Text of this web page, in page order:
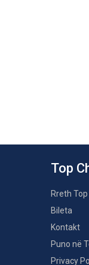
Top
Rreth Top
Bileta
Kontakt
Puno në
Privacy